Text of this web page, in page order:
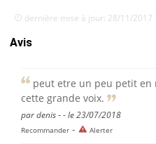
dernière mise à jour: 28/11/2017
Avis
peut etre un peu petit en
cette grande voix.
par denis - - le 23/07/2018
Recommander - Alerter